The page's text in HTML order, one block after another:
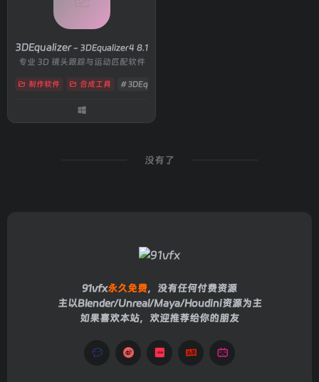
3DEqualizer- 3DEqualizer4 8.1
专业 3D 镜头跟踪与运动匹配软件
制作软件 合成工具 # 3DEqualizer
没有了
91vfx永久免费，没有任何付费资源
主以Blender/Unreal/Maya/Houdini资源为主
如果喜欢本站，欢迎推荐给你的朋友